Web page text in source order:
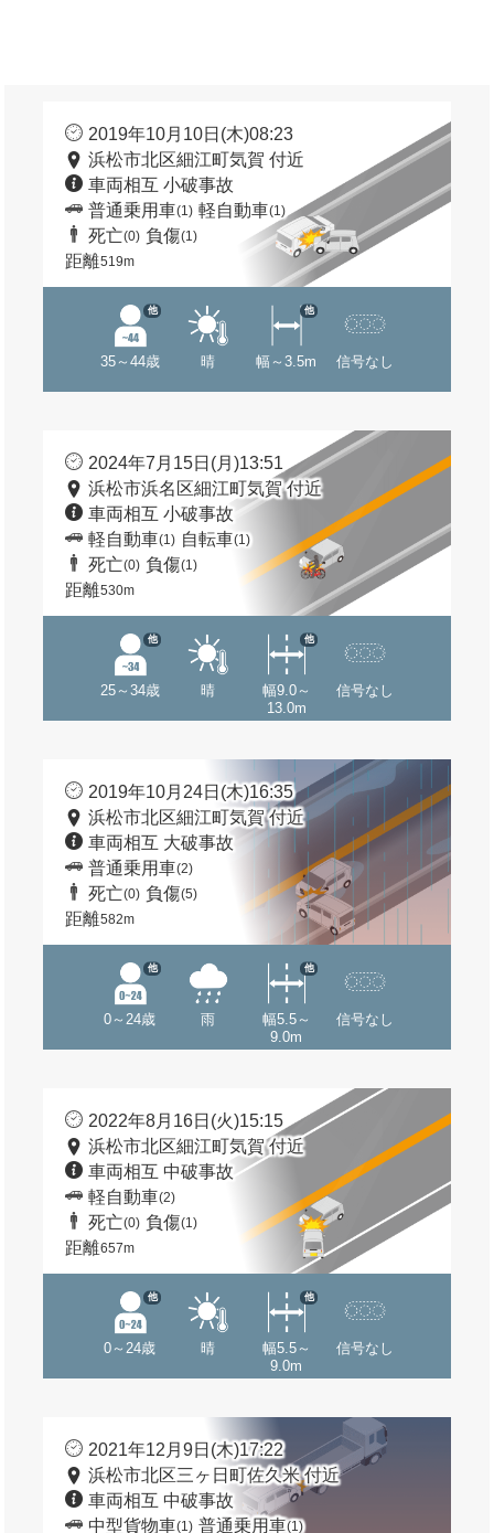
2019年10月10日(木)08:23
浜松市北区細江町気賀 付近
車両相互 小破事故
普通乗用車(1) 軽自動車(1)
死亡(0) 負傷(1)
距離519m
35～44歳
他
晴 幅～3.5m
他
信号なし
2024年7月15日(月)13:51
浜松市浜名区細江町気賀 付近
車両相互 小破事故
軽自動車(1) 自転車(1)
死亡(0) 負傷(1)
距離530m
25～34歳
他
晴
幅9.0～
13.0m
他
信号なし
2019年10月24日(木)16:35
浜松市北区細江町気賀 付近
車両相互 大破事故
普通乗用車(2)
死亡(0) 負傷(5)
距離582m
0～24歳
他
雨
幅5.5～
9.0m
他
信号なし
2022年8月16日(火)15:15
浜松市北区細江町気賀 付近
車両相互 中破事故
軽自動車(2)
死亡(0) 負傷(1)
距離657m
0～24歳
他
晴
幅5.5～
9.0m
他
信号なし
2021年12月9日(木)17:22
浜松市北区三ヶ日町佐久米 付近
車両相互 中破事故
中型貨物車(1) 普通乗用車(1)